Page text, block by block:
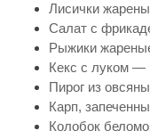
Лисички
Салат с
Рыжики
Кекс с луком —
Пирог из
Карп,
Колобок